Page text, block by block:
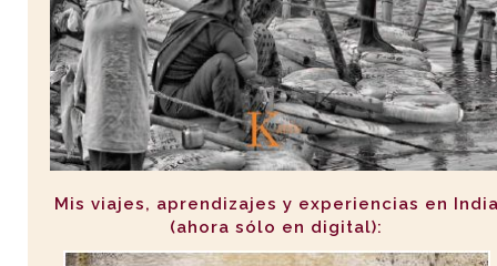
Mis viajes, aprendizajes y experiencias en
(ahora sólo en digital):